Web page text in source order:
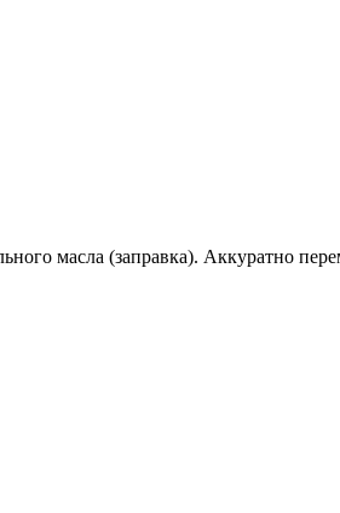
масла (заправка). Аккуратно